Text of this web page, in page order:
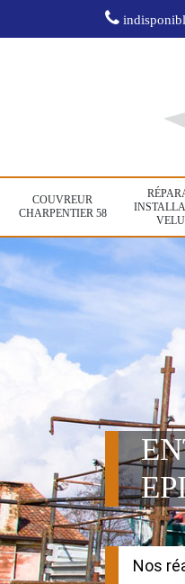
COUVREUR
CHARPENTIER 58
Nos